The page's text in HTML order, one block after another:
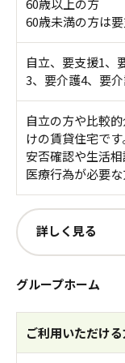
60歳以上の方
60歳未満の方は
自立、要支援1、
3、要介護4、要
自立の方や比較
けの賃貸住宅です
安否確認や生活相
医療行為が必要
詳しく見る
グループホーム
ご利用いただけ